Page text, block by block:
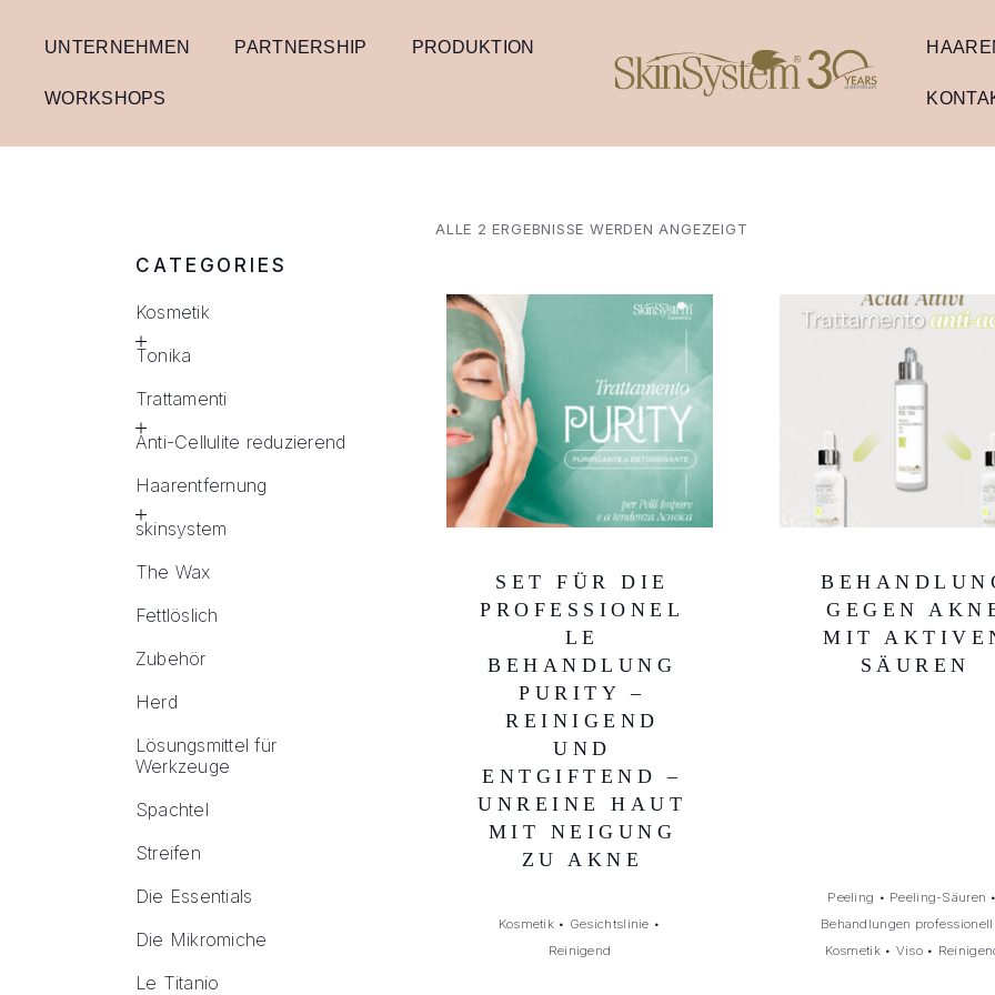
UNTERNEHMEN PARTNERSHIP PRODUKTION
WORKSHOPS
CATEGORIES
Kosmetik
Tonika
Trattamenti
Anti-Cellulite reduzierend
Haarentfernung
skinsystem
The Wax
Fettlöslich
Zubehör
Herd
Lösungsmittel für
Werkzeuge
Spachtel
Streifen
Die Essentials
Die Mikromiche
Le Titanio
ALLE 2 ERGEBNISSE WERDEN ANGEZEIGT
SET FÜR DIE
PROFESSIONEL
LE
BEHANDLUNG
PURITY –
REINIGEND
UND
ENTGIFTEND –
UNREINE HAUT
MIT NEIGUNG
ZU AKNE
Kosmetik • Gesichtslinie •
Reinigend
GEGEN
MIT
SÄUREN
Peeling • Peeling-Säuren •
Behandlungen professionell
Kosmetik• Viso•